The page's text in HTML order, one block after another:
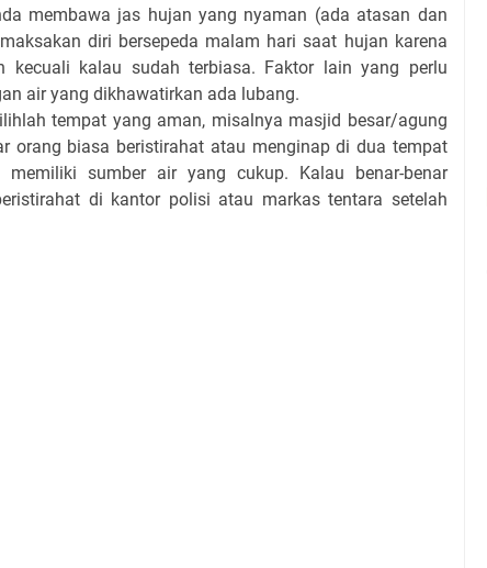
membawa jas hujan yang nyaman (ada atasan dan
diri bersepeda malam hari saat hujan karena
kecuali kalau sudah terbiasa. Faktor lain yang perlu
air yang dikhawatirkan ada lubang.
tempat yang aman, misalnya masjid besar/agung
orang biasa beristirahat atau menginap di dua tempat
memiliki sumber air yang cukup. Kalau benar-benar
di kantor polisi atau markas tentara setelah